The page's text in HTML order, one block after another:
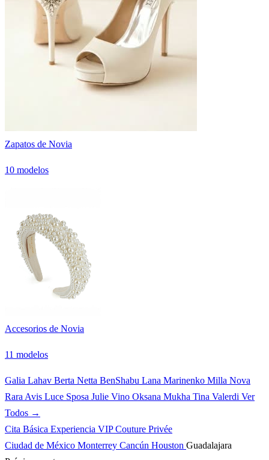
Zapatos de Novia
10 modelos
Accesorios de Novia
11 modelos
Galia Lahav Berta Netta BenShabu Lana Marinenko Milla Nova
Rara Avis Luce Sposa Julie Vino Oksana Mukha Tina Valerdi Ver
Todos →
Cita Básica Experiencia VIPCouture Privée
Ciudad de México Monterrey Cancún Houston Guadalajara